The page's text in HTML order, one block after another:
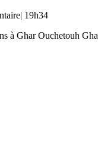
| 19h34
à Ghar Ouchetouh